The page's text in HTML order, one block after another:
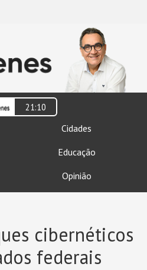
21:10
Cidades
Educação
Opinião
cibernéticos
federais